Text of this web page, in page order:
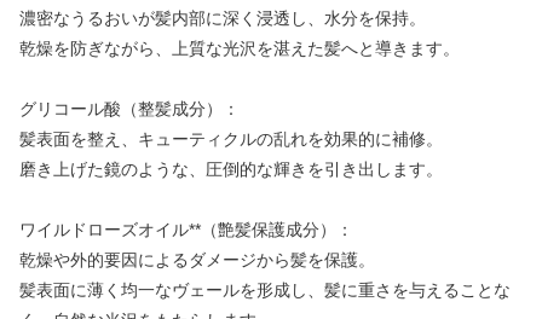
濃密なうるおいが髪内部に深く浸透し、水分を保持。
乾燥を防ぎながら、上質な光沢を湛えた髪へと導きます。
グリコール酸（整髪成分）：
髪表面を整え、キューティクルの乱れを効果的に補修。
磨き上げた鏡のような、圧倒的な輝きを引き出します。
ワイルドローズオイル**（艶髪保護成分）：
乾燥や外的要因によるダメージから髪を保護。
髪表面に薄く均一なヴェールを形成し、髪に重さを与えることな